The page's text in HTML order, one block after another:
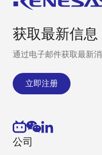
获取最新信息
通过电子邮件获取最新
立即注册
公司